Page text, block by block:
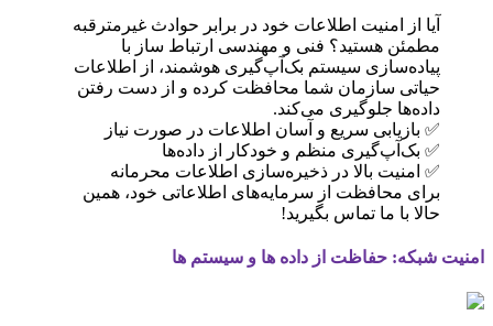
آیا از امنیت اطلاعات خود در برابر حوادث غیرمترقبه
مطمئن هستید؟ فنی و مهندسی ارتباط ساز با
پیاده‌سازی سیستم بک‌آپ‌گیری هوشمند، از اطلاعات
حیاتی سازمان شما محافظت کرده و از دست رفتن
داده‌ها جلوگیری می‌کند.
✅ بازیابی سریع و آسان اطلاعات در صورت نیاز
✅ بک‌آپ‌گیری منظم و خودکار از داده‌ها
✅ امنیت بالا در ذخیره‌سازی اطلاعات محرمانه
برای محافظت از سرمایه‌های اطلاعاتی خود، همین
حالا با ما تماس بگیرید!
امنیت شبکه: حفاظت از داده ها و سیستم ها